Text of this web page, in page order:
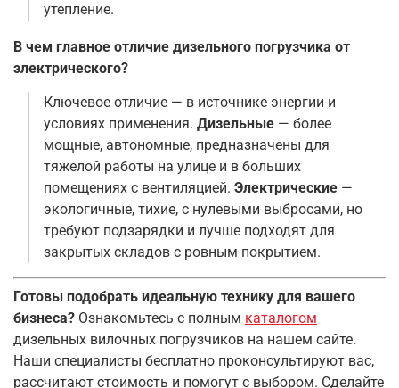
утепление.
В чем главное отличие дизельного погрузчика от
электрического?
Ключевое отличие — в источнике энергии и
условиях применения. Дизельные — более
мощные, автономные, предназначены для
тяжелой работы на улице и в больших
помещениях с вентиляцией. Электрические —
экологичные, тихие, с нулевыми выбросами, но
требуют подзарядки и лучше подходят для
закрытых складов с ровным покрытием.
Готовы подобрать идеальную технику для вашего
бизнеса? Ознакомьтесь с полным каталогом
дизельных вилочных погрузчиков на нашем сайте.
Наши специалисты бесплатно проконсультируют вас,
рассчитают стоимость и помогут с выбором. Сделайте